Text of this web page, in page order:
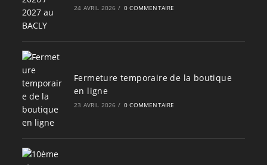
24 AVRIL 2026 / 0 COMMENTAIRE
Fermeture temporaire de la boutique
en ligne
23 AVRIL 2026 / 0 COMMENTAIRE